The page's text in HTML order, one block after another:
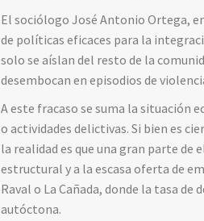
El sociólogo José Antonio Ortega,
de políticas eficaces para la
solo se aíslan del resto de la
desembocan en episodios de
A este fracaso se suma la situación
o actividades delictivas. Si bien es
la realidad es que una gran parte
estructural y a la escasa oferta de
Raval o La Cañada, donde la tasa
autóctona.